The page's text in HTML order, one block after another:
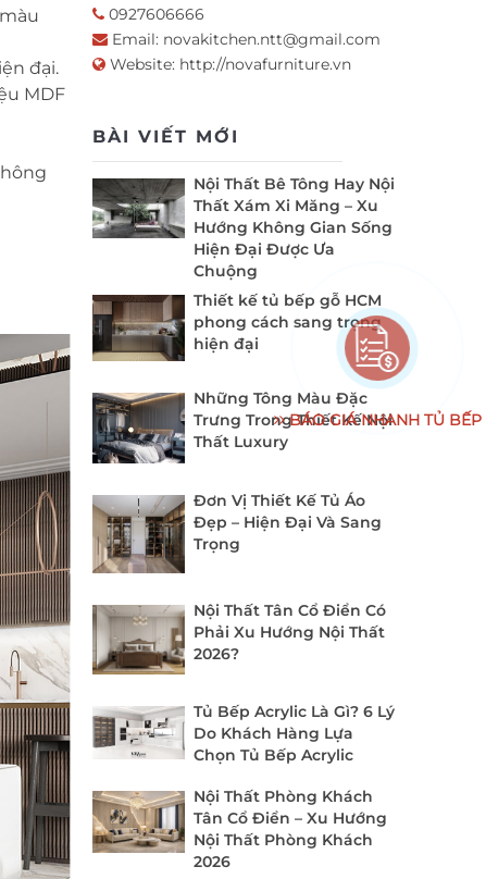
đại.
MDF
0927606666
Email: novakitchen.ntt@gmail.com
Website: http://novafurniture.vn
BÀI VIẾT MỚI
Nội Thất Bê Tông Hay Nội
Thất Xám Xi Măng – Xu
Hướng Không Gian Sống
Hiện Đại Được Ưa
Chuộng
Thiết kế tủ bếp gỗ HCM
phong cách sang trọng
hiện đại
Những Tông Màu Đặc
Trưng Trong Thiết Kế Nội
Thất Luxury
Đơn Vị Thiết Kế Tủ Áo
Đẹp – Hiện Đại Và Sang
Trọng
Nội Thất Tân Cổ Điển Có
Phải Xu Hướng Nội Thất
2026?
Tủ Bếp Acrylic Là Gì? 6 Lý
Do Khách Hàng Lựa
Chọn Tủ Bếp Acrylic
Nội Thất Phòng Khách
Tân Cổ Điển – Xu Hướng
Nội Thất Phòng Khách
2026
BÁO GIÁ NHANH TỦ BẾP